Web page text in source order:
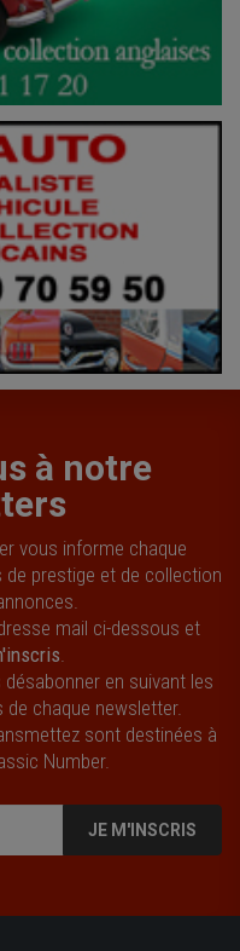
à notre
vous informe chaque
de prestige et de collection
mail ci-dessous et
.
en suivant les
chaque newsletter.
sont destinées à
Number.
JE M'INSCRIS